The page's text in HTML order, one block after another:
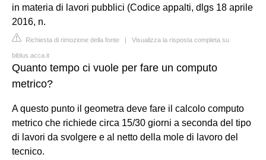
in materia di lavori pubblici (Codice appalti, dlgs 18 aprile
2016, n.
Richiesta di rimozione della fonte | Visualizza la risposta completa su
biblus.acca.it
Quanto tempo ci vuole per fare un computo
metrico?
A questo punto il geometra deve fare il calcolo computo
metrico che richiede circa 15/30 giorni a seconda del tipo
di lavori da svolgere e al netto della mole di lavoro del
tecnico.